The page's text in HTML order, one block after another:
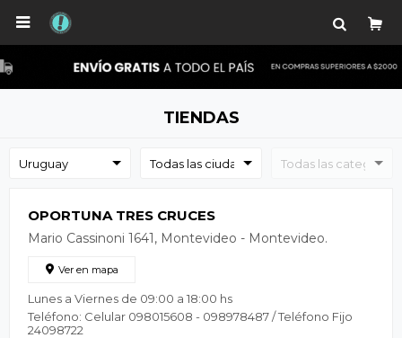

TIENDAS
OPORTUNA TRES CRUCES
Mario Cassinoni 1641, Montevideo - Montevideo.
Ver en mapa
Lunes a Viernes de 09:00 a 18:00 hs
Teléfono: Celular 098015608 - 098978487 / Teléfono Fijo
24098722